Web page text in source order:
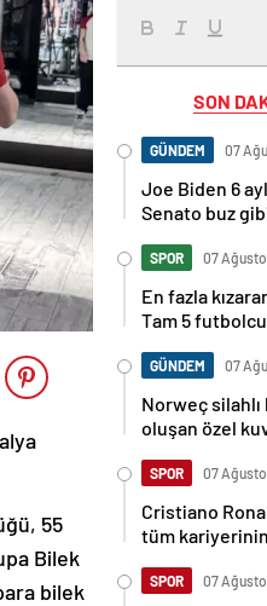
55
Bilek
bilek
SON
GÜNDEM 07
Joe Biden 6
Senato buz
SPOR 07
En fazla
Tam 5
GÜNDEM 07
Norweç
oluşan özel
SPOR 07
Cristiano
tüm
SPOR 07